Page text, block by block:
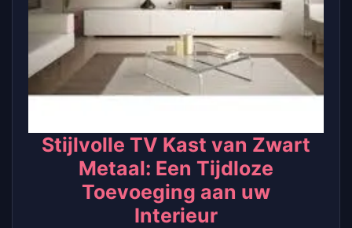
Stijlvolle TV Kast van Zwart
Metaal: Een Tijdloze
Toevoeging aan uw
Interieur